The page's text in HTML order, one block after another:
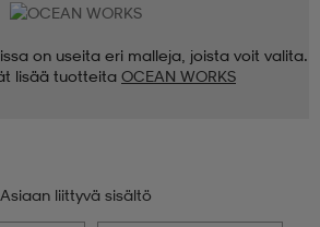
on useita eri malleja, joista voit valita.
lisää tuotteita OCEAN WORKS
Asiaan liittyvä sisältö